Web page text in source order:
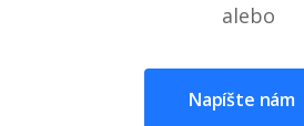
alebo
Napíšte nám